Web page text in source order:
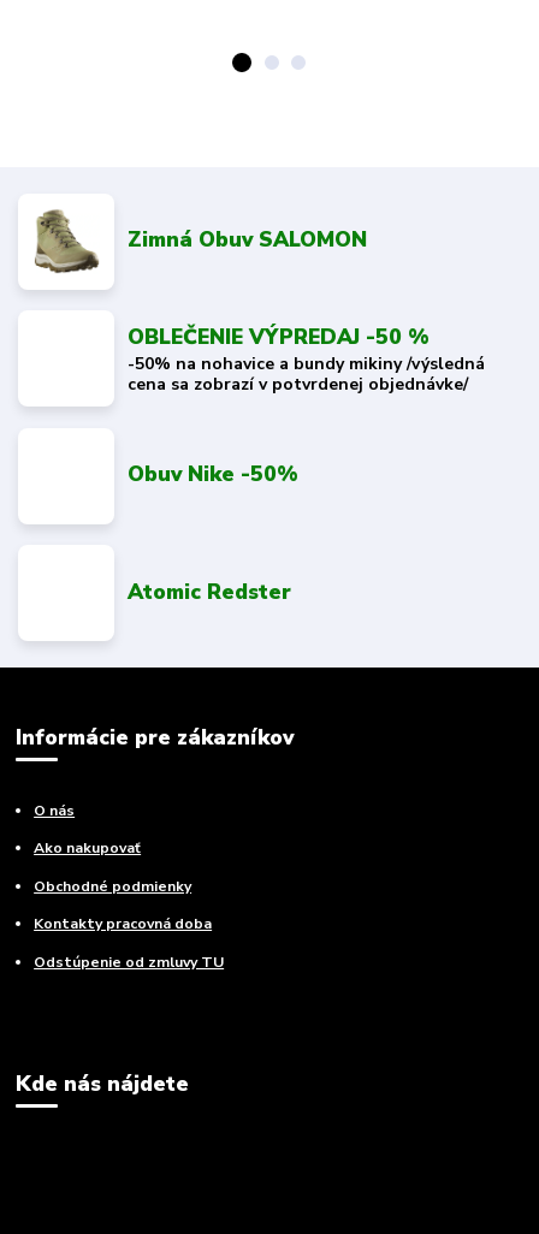
Zimná Obuv SALOMON
OBLEČENIE VÝPREDAJ -50 %
-50% na nohavice a bundy mikiny /výsledná
cena sa zobrazí v potvrdenej objednávke/
Obuv Nike -50%
Atomic Redster
Informácie pre zákazníkov
O nás
Ako nakupovať
Obchodné podmienky
Kontakty pracovná doba
Odstúpenie od zmluvy TU
Kde nás nájdete